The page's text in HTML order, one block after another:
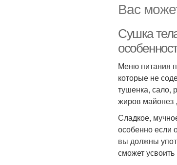
Вас
Сушка
Меню питания
которые не
тушенка, сало,
жиров майонез
Сладкое,
особенно если
вы должны
сможет